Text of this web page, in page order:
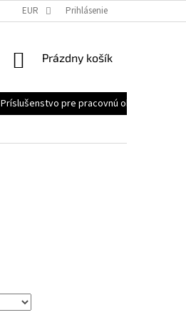
EUR Prihlásenie
NÁKUPNÝ
Prázdny košík
Príslušenstvo pre pracovnú obuv